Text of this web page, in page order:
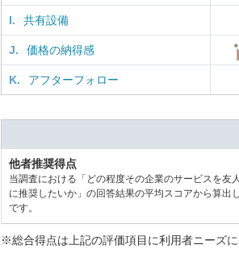
I. 共有設備
J. 価格の納得感
K. アフターフォロー
他者推奨得点
当調査における「どの程度その企業のサービスを友
に推奨したいか」の回答結果の平均スコアから算出
です。
※総合得点は上記の評価項目に利用者ニーズ